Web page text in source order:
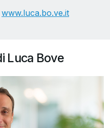
www.luca.bo.ve.it
Luca Bove